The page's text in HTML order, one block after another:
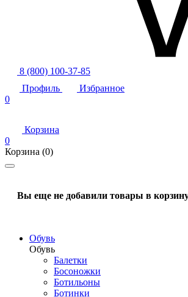
8 (800) 100-37-85
Профиль
Избранное
0
Корзина
0
Корзина (0)
Вы еще не добавили товары в
Обувь
Обувь
Балетки
Босоножки
Ботильоны
Ботинки